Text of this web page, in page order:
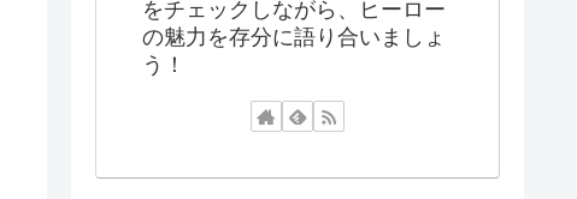
をチェックしながら、ヒーロー
の魅力を存分に語り合いましょ
う！